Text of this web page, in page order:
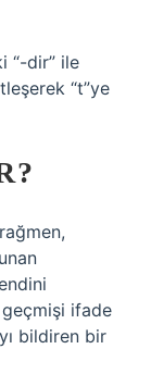
“-dir” ile
“t”ye
geçmişi ifade
bildiren bir